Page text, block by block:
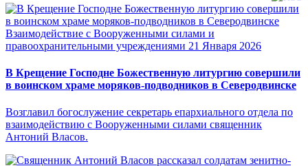
Взаимодействие с Вооруженными силами и
правоохранительными учреждениями 21 Января 2026
В Крещение Господне Божественную литургию совершили
в воинском храме моряков-подводников в Северодвинске
Возглавил богослужение секретарь епархиального отдела по
взаимодействию с Вооруженными силами священник
Антоний Власов.